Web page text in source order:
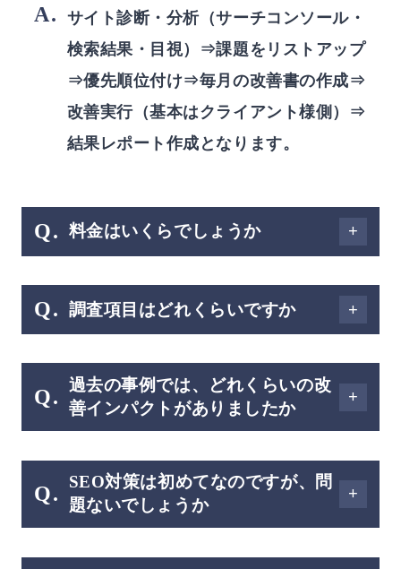
A.
サイト診断・分析（サーチコンソール・
検索結果・目視）⇒課題をリストアップ
⇒優先順位付け⇒毎月の改善書の作成⇒
改善実行（基本はクライアント様側）⇒
結果レポート作成となります。
Q. 料⾦はいくらでしょうか
20～50万円でございます。
Q. 調査項⽬はどれくらいですか
Q.
過去の事例では、どれくらいの改
善インパクトがありましたか
万UPした事例があります。詳細はぜひ
お打ち合わせでご説明させていただきま
Q.
SEO対策は初めてなのですが、問
題ないでしょうか